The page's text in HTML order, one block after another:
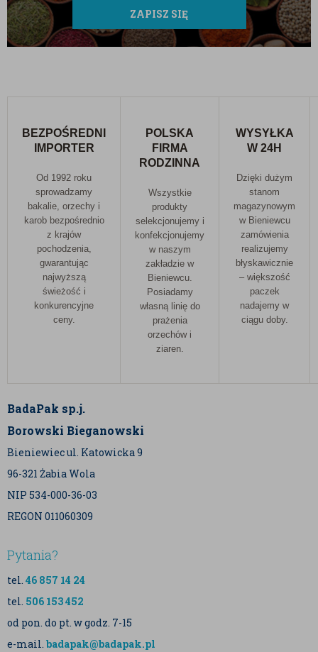
ZAPISZ SIĘ
BEZPOŚREDNI
IMPORTER
Od 1992 roku
sprowadzamy
bakalie, orzechy i
karob bezpośrednio
z krajów
pochodzenia,
gwarantując
najwyższą
świeżość i
konkurencyjne
ceny.
POLSKA
FIRMA
RODZINNA
Wszystkie
produkty
selekcjonujemy i
konfekcjonujemy
w naszym
zakładzie w
Bieniewcu.
Posiadamy
własną linię do
prażenia
orzechów i
ziaren.
WYSYŁKA
W 24H
Dzięki dużym
stanom
magazynowym
w Bieniewcu
zamówienia
realizujemy
błyskawicznie
– większość
paczek
nadajemy w
ciągu doby.
BadaPak sp.j.
Borowski Bieganowski
Bieniewiec ul. Katowicka 9
96-321 Żabia Wola
NIP 534-000-36-03
REGON 011060309
Pytania?
tel. 46 857 14 24
tel. 506 153 452
od pon. do pt. w godz. 7-15
e-mail. badapak@badapak.pl